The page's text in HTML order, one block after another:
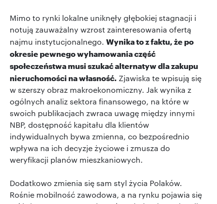
Mimo to rynki lokalne uniknęły głębokiej stagnacji i
notują zauważalny wzrost zainteresowania ofertą
najmu instytucjonalnego. Wynika to z faktu, że po
okresie pewnego wyhamowania część
społeczeństwa musi szukać alternatyw dla zakupu
nieruchomości na własność. Zjawiska te wpisują się
w szerszy obraz makroekonomiczny. Jak wynika z
ogólnych analiz sektora finansowego, na które w
swoich publikacjach zwraca uwagę między innymi
NBP, dostępność kapitału dla klientów
indywidualnych bywa zmienna, co bezpośrednio
wpływa na ich decyzje życiowe i zmusza do
weryfikacji planów mieszkaniowych.
Dodatkowo zmienia się sam styl życia Polaków.
Rośnie mobilność zawodowa, a na rynku pojawia się